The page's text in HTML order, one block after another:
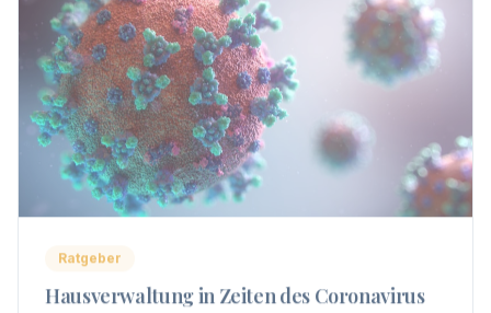
Ratgeber
Hausverwaltung in Zeiten des Coronavirus